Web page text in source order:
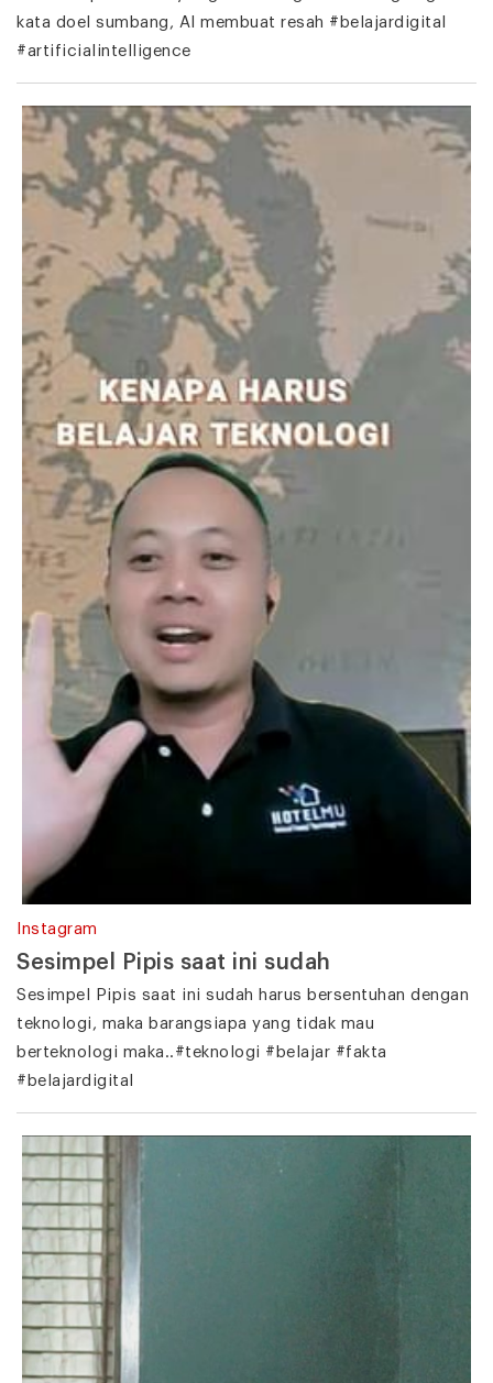
kata doel sumbang, AI membuat resah #belajardigital
#artificialintelligence
Instagram
Sesimpel Pipis saat ini sudah
Sesimpel Pipis saat ini sudah harus bersentuhan dengan
teknologi, maka barangsiapa yang tidak mau
berteknologi maka..#teknologi #belajar #fakta
#belajardigital